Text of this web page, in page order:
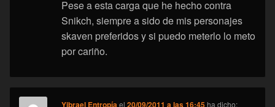
Pese a esta carga que he hecho contra
Snikch, siempre a sido de mis personajes
skaven preferidos y si puedo meterlo lo meto
por cariño.
Yibrael Entropíael20/09/2011 a las 16:45 ha dicho: